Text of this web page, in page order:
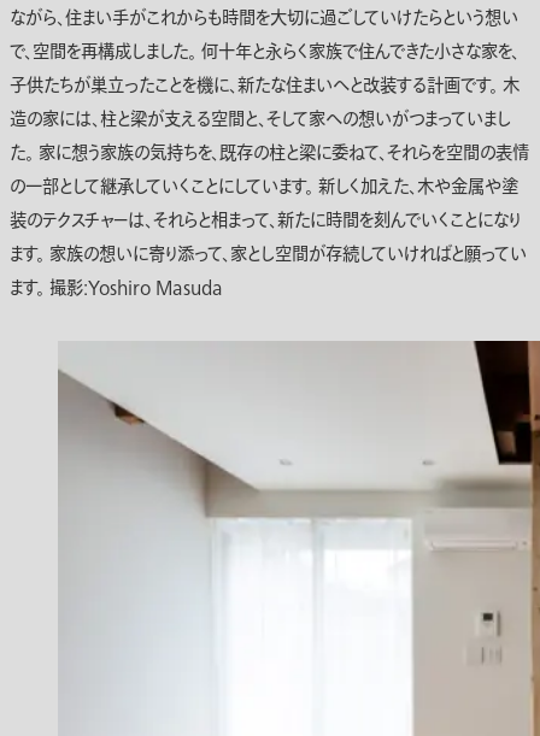
ながら、住まい手がこれからも時間を大切に過ごしていけたらという想い
で、空間を再構成しました。 何十年と永らく家族で住んできた小さな家を、
子供たちが巣立ったことを機に、新たな住まいへと改装する計画です。 木
造の家には、柱と梁が支える空間と、そして家への想いがつまっていまし
た。 家に想う家族の気持ちを、既存の柱と梁に委ねて、それらを空間の表情
の一部として継承していくことにしています。 新しく加えた、木や金属や塗
装のテクスチャーは、それらと相まって、新たに時間を刻んでいくことになり
ます。 家族の想いに寄り添って、家とし空間が存続していければと願ってい
ます。 撮影:Yoshiro Masuda